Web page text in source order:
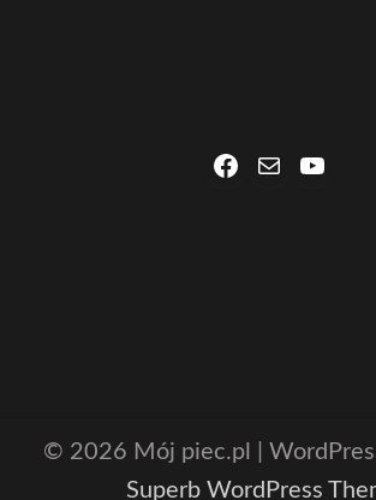
Facebook
Mail
© 2026 Mój piec.pl
|
Superb WordPress